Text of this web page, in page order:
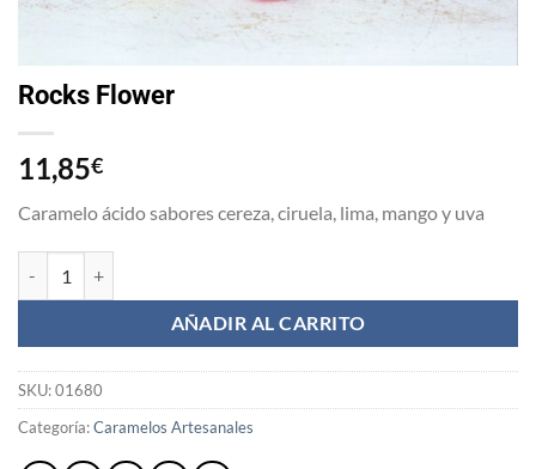
Rocks Flower
11,85€
Caramelo ácido sabores cereza, ciruela, lima, mango y uva
AÑADIR AL CARRITO
SKU:01680
Categoría:Caramelos Artesanales